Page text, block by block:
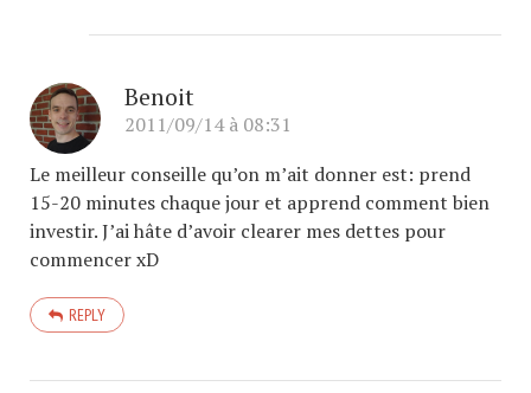
Benoit
2011/09/14 à 08:31
Le meilleur conseille qu’on m’ait donner est: prend
15-20 minutes chaque jour et apprend comment bien
investir. J’ai hâte d’avoir clearer mes dettes pour
commencer xD
REPLY